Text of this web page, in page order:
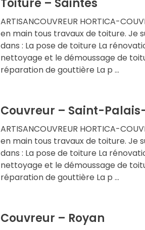
Toiture – Saintes
ARTISANCOUVREUR HORTICA-
en main tous travaux de toiture. Je
dans : La pose de toiture La
nettoyage et le démoussage de
réparation de gouttière La p ...
Couvreur – Saint-
ARTISANCOUVREUR HORTICA-
en main tous travaux de toiture. Je
dans : La pose de toiture La
nettoyage et le démoussage de
réparation de gouttière La p ...
Couvreur – Royan